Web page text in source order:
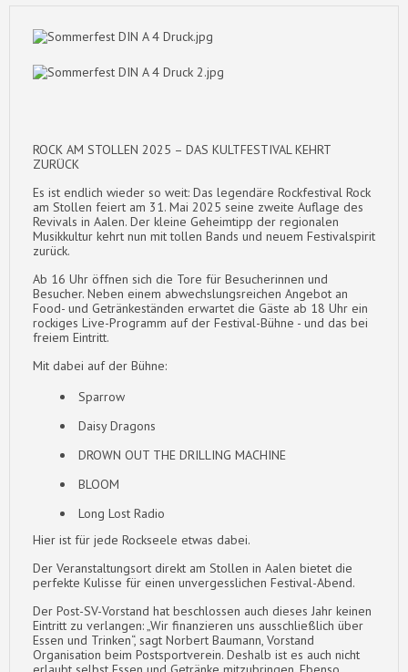
ROCK AM STOLLEN 2025 – DAS KULTFESTIVAL KEHRT
ZURÜCK
Es ist endlich wieder so weit: Das legendäre Rockfestival Rock
am Stollen feiert am 31. Mai 2025 seine zweite Auflage des
Revivals in Aalen. Der kleine Geheimtipp der regionalen
Musikkultur kehrt nun mit tollen Bands und neuem Festivalspirit
zurück.
Ab 16 Uhr öffnen sich die Tore für Besucherinnen und
Besucher. Neben einem abwechslungsreichen Angebot an
Food- und Getränkeständen erwartet die Gäste ab 18 Uhr ein
rockiges Live-Programm auf der Festival-Bühne - und das bei
freiem Eintritt.
Mit dabei auf der Bühne:
Sparrow
Daisy Dragons
DROWN OUT THE DRILLING MACHINE
BLOOM
Long Lost Radio
Hier ist für jede Rockseele etwas dabei.
Der Veranstaltungsort direkt am Stollen in Aalen bietet die
perfekte Kulisse für einen unvergesslichen Festival-Abend.
Der Post-SV-Vorstand hat beschlossen auch dieses Jahr keinen
Eintritt zu verlangen: „Wir finanzieren uns ausschließlich über
Essen und Trinken“, sagt Norbert Baumann, Vorstand
Organisation beim Postsportverein. Deshalb ist es auch nicht